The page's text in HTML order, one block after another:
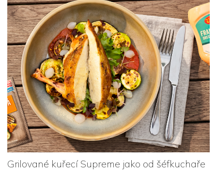
Grilované kuřecí Supreme jako od šéfkuchaře